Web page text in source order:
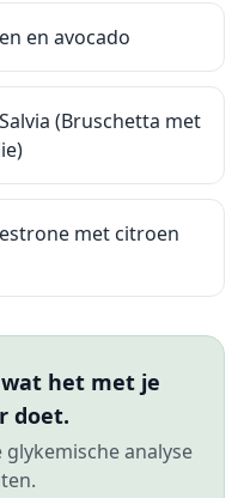
en avocado
(Bruschetta met
met citroen
het met je
doet.
analyse